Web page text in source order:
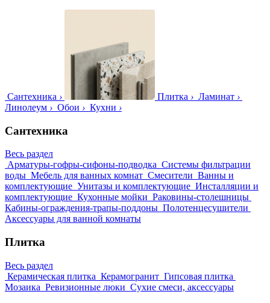
Сантехника › Плитка › Ламинат ›
Линолеум › Обои › Кухни ›
Сантехника
Весь раздел
Арматуры-гофры-сифоны-подводка Системы фильтрации
воды Мебель для ванных комнат Смесители Ванны и
комплектующие Унитазы и комплектующие Инсталляции и
комплектующие Кухонные мойки Раковины-столешницы
Кабины-ограждения-трапы-поддоны Полотенцесушители
Аксессуары для ванной комнаты
Плитка
Весь раздел
Керамическая плитка Керамогранит Гипсовая плитка
Мозаика Ревизионные люки Сухие смеси, аксессуары